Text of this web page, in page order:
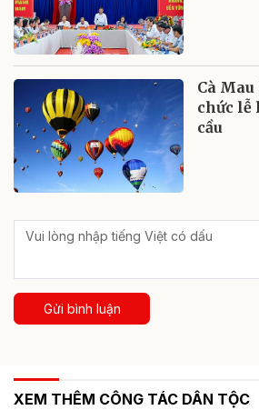
Cà
chức
cầu
Gửi bình luận
XEM THÊM CÔNG TÁC DÂN TỘC